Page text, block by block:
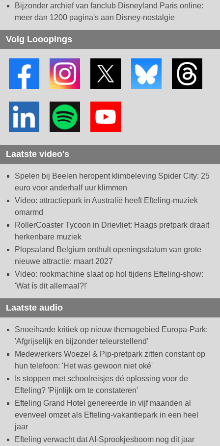
Bijzonder archief van fanclub Disneyland Paris online:
meer dan 1200 pagina's aan Disney-nostalgie
Volg Looopings
Laatste video's
Spelen bij Beelen heropent klimbeleving Spider City: 25
euro voor anderhalf uur klimmen
Video: attractiepark in Australië heeft Efteling-muziek
omarmd
RollerCoaster Tycoon in Drievliet: Haags pretpark draait
herkenbare muziek
Plopsaland Belgium onthult openingsdatum van grote
nieuwe attractie: maart 2027
Video: rookmachine slaat op hol tijdens Efteling-show:
'Wat ís dit allemaal?!'
Laatste audio
Snoeiharde kritiek op nieuw themagebied Europa-Park:
'Afgrijselijk en bijzonder teleurstellend'
Medewerkers Woezel & Pip-pretpark zitten constant op
hun telefoon: 'Het was gewoon niet oké'
Is stoppen met schoolreisjes dé oplossing voor de
Efteling? 'Pijnlijk om te constateren'
Efteling Grand Hotel genereerde in vijf maanden al
evenveel omzet als Efteling-vakantiepark in een heel
jaar
Efteling verwacht dat AI-Sprookjesboom nog dit jaar